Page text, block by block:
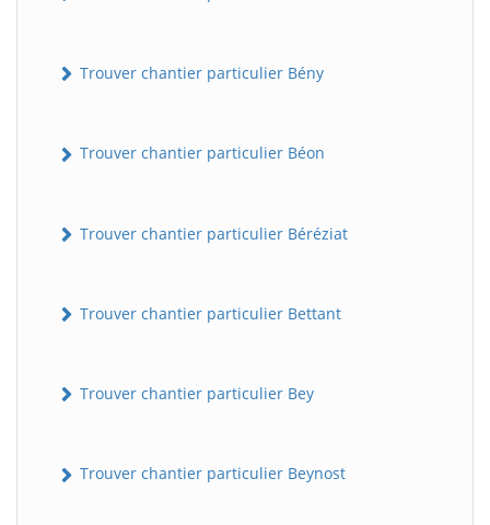
Trouver chantier particulier Bény
Trouver chantier particulier Béon
Trouver chantier particulier Béréziat
Trouver chantier particulier Bettant
Trouver chantier particulier Bey
Trouver chantier particulier Beynost